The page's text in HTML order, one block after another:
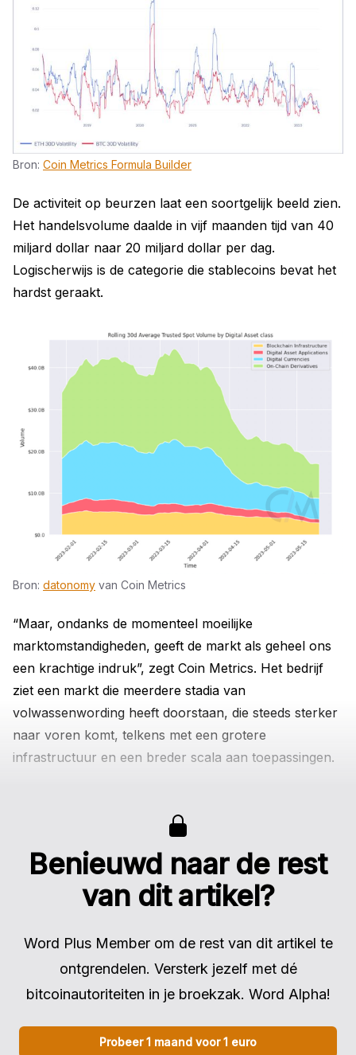
Bron: Coin Metrics Formula Builder
De activiteit op beurzen laat een soortgelijk beeld zien.
Het handelsvolume daalde in vijf maanden tijd van 40
miljard dollar naar 20 miljard dollar per dag.
Logischerwijs is de categorie die stablecoins bevat het
hardst geraakt.
Bron: datonomy van Coin Metrics
“Maar, ondanks de momenteel moeilijke
marktomstandigheden, geeft de markt als geheel ons
een krachtige indruk”, zegt Coin Metrics. Het bedrijf
ziet een markt die meerdere stadia van
volwassenwording heeft doorstaan, die steeds sterker
naar voren komt, telkens met een grotere
infrastructuur en een breder scala aan toepassingen.
Benieuwd naar de rest
van dit artikel?
Word Plus Member om de rest van dit artikel te
ontgrendelen. Versterk jezelf met dé
bitcoinautoriteiten in je broekzak. Word Alpha!
Probeer 1 maand voor 1 euro